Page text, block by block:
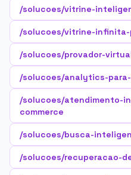
/solucoes/vitrine-
/solucoes/vitrine-infinita-
/solucoes/provador-
/solucoes/analytics-
/solucoes/atendimento-
commerce
/solucoes/busca-
/solucoes/recuperacao-